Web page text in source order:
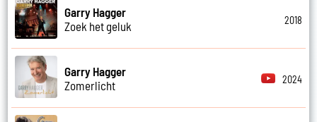
Garry Hagger
Zoek het geluk
2018
Garry Hagger
Zomerlicht
2024